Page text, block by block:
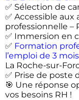
✅ Sélection de
✅ Accessible
professionnelle –
✅ Immersion en
✅ Formation
l’emploi de 3 mois
La Roche-sur-
✅ Prise de poste
🎯 Une réponse
vos besoins RH !